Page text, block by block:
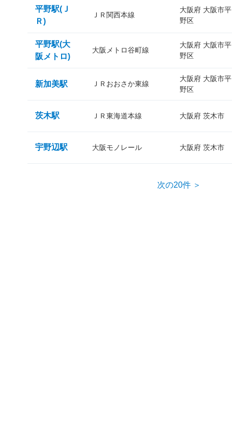
平野駅(Ｊ
Ｒ)
ＪＲ関西本線
大阪府 大阪市平
野区
平野駅(大
阪メトロ)
大阪メトロ谷町線
大阪府 大阪市平
野区
新加美駅 ＪＲおおさか東線
大阪府 大阪市平
野区
茨木駅 ＪＲ東海道本線 大阪府 茨木市
宇野辺駅 大阪モノレール 大阪府 茨木市
次の20件 ＞